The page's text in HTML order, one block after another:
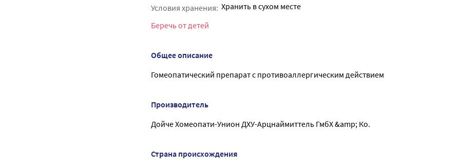
Условия хранения: Хранить в сухом месте
Беречь от детей
Общее описание
Гомеопатический препарат с противоаллергическим действием
Производитель
Дойче Хомеопати-Унион ДХУ-Арцнаймиттель ГмбХ &amp; Ко.
Страна происхождения